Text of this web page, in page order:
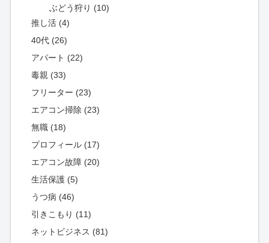
ぶどう狩り (10)
推し活 (4)
40代 (26)
アパート (22)
毒親 (33)
フリーター (23)
エアコン掃除 (23)
無職 (18)
プロフィール (17)
エアコン故障 (20)
生活保護 (5)
うつ病 (46)
引きこもり (11)
ネットビジネス (81)